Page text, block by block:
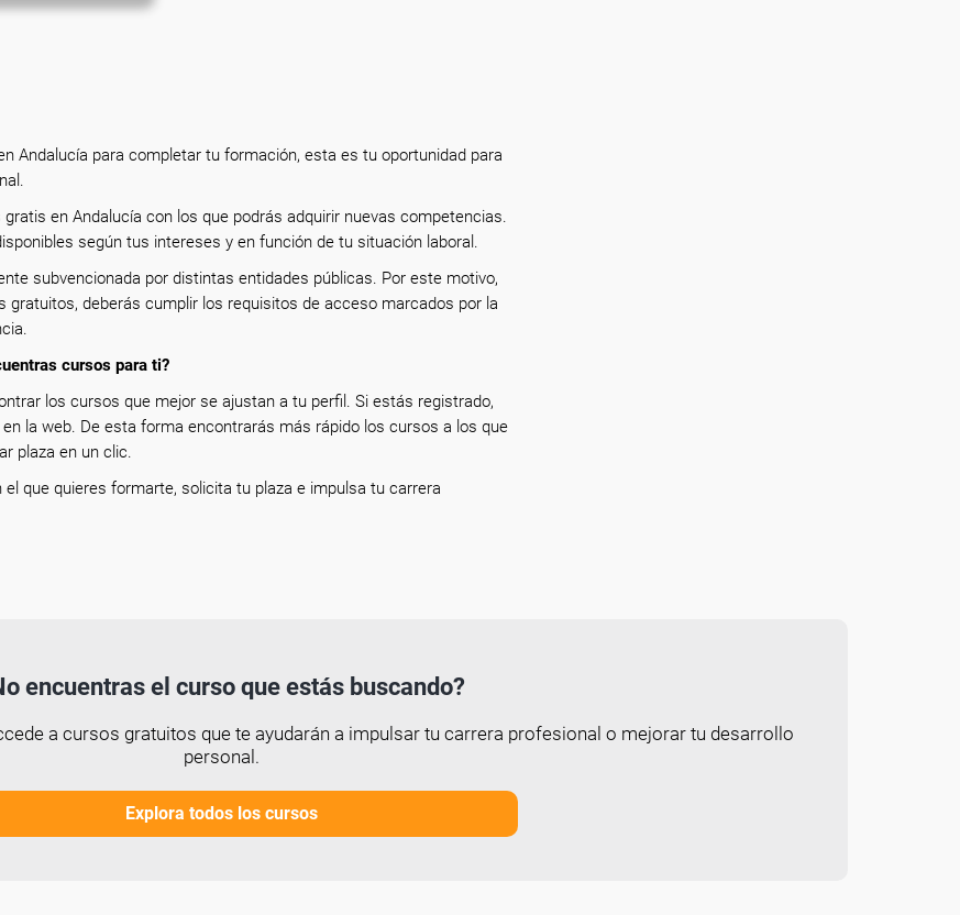
Andalucía para completar tu formación, esta es tu oportunidad para
en Andalucía con los que podrás adquirir nuevas competencias.
según tus intereses y en función de tu situación laboral.
subvencionada por distintas entidades públicas. Por este motivo,
gratuitos, deberás cumplir los requisitos de acceso marcados por la
cursos para ti?
los cursos que mejor se ajustan a tu perfil. Si estás registrado,
la web. De esta forma encontrarás más rápido los cursos a los que
plaza en un clic.
el que quieres formarte, solicita tu plaza e impulsa tu carrera
encuentras el curso que estás buscando?
a cursos gratuitos que te ayudarán a impulsar tu carrera profesional o mejorar tu desarrollo
personal.
Explora todos los cursos